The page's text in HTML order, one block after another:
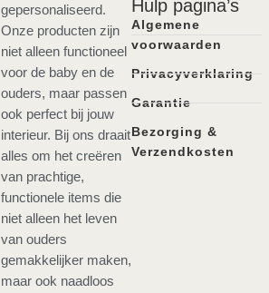
gepersonaliseerd.
Onze producten zijn
niet alleen functioneel
voor de baby en de
ouders, maar passen
ook perfect bij jouw
interieur. Bij ons draait
alles om het creëren
van prachtige,
functionele items die
niet alleen het leven
van ouders
gemakkelijker maken,
maar ook naadloos
Hulp pagina’s
Algemene
voorwaarden
Privacyverklaring
Garantie
Bezorging &
Verzendkosten